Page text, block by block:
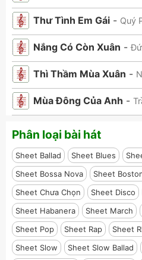
Thư Tình Em Gái - Quý
Nắng Có Còn Xuân -
Thì Thầm Mùa Xuân -
Mùa Đông Của Anh -
Phân loại bài hát
Sheet Ballad Sheet Blues
Sheet Bossa Nova
Sheet
Sheet Chưa Chọn
Sheet Disco
Sheet Habanera
Sheet March
Sheet Pop
Sheet Rap Sheet
Sheet Slow
Sheet Slow Ballad